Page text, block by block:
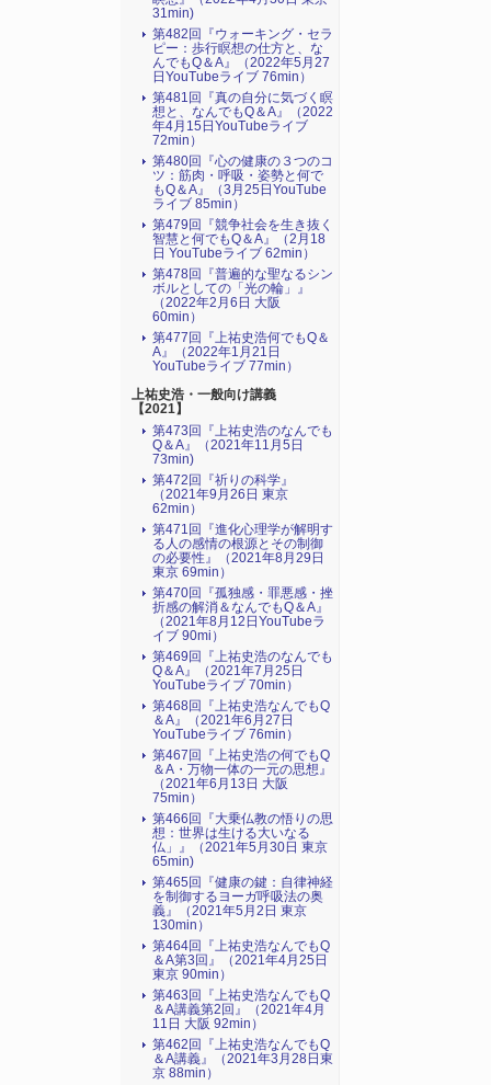
31min)
第482回『ウォーキング・セラ
ピー：歩行瞑想の仕方と、な
んでもQ＆A』（2022年5月27
日YouTubeライブ 76min）
第481回『真の自分に気づく瞑
想と、なんでもQ＆A』（2022
年4月15日YouTubeライブ
72min）
第480回『心の健康の３つのコ
ツ：筋肉・呼吸・姿勢と何で
もQ＆A』（3月25日YouTube
ライブ 85min）
第479回『競争社会を生き抜く
智慧と何でもQ＆A』（2月18
日 YouTubeライブ 62min）
第478回『普遍的な聖なるシン
ボルとしての「光の輪」』
（2022年2月6日 大阪
60min）
第477回『上祐史浩何でもQ＆
A』（2022年1月21日
YouTubeライブ 77min）
上祐史浩・一般向け講義
【2021】
第473回『上祐史浩のなんでも
Q＆A』（2021年11月5日
73min)
第472回『祈りの科学』
（2021年9月26日 東京
62min）
第471回『進化心理学が解明す
る人の感情の根源とその制御
の必要性』（2021年8月29日
東京 69min）
第470回『孤独感・罪悪感・挫
折感の解消＆なんでもQ＆A』
（2021年8月12日YouTubeラ
イブ 90mi）
第469回『上祐史浩のなんでも
Q＆A』（2021年7月25日
YouTubeライブ 70min）
第468回『上祐史浩なんでもQ
＆A』（2021年6月27日
YouTubeライブ 76min）
第467回『上祐史浩の何でもQ
＆A・万物一体の一元の思想』
（2021年6月13日 大阪
75min）
第466回『大乗仏教の悟りの思
想：世界は生ける大いなる
仏」』（2021年5月30日 東京
65min)
第465回『健康の鍵：自律神経
を制御するヨーガ呼吸法の奥
義』（2021年5月2日 東京
130min）
第464回『上祐史浩なんでもQ
＆A第3回』（2021年4月25日
東京 90min）
第463回『上祐史浩なんでもQ
＆A講義第2回』（2021年4月
11日 大阪 92min）
第462回『上祐史浩なんでもQ
＆A講義』（2021年3月28日東
京 88min）